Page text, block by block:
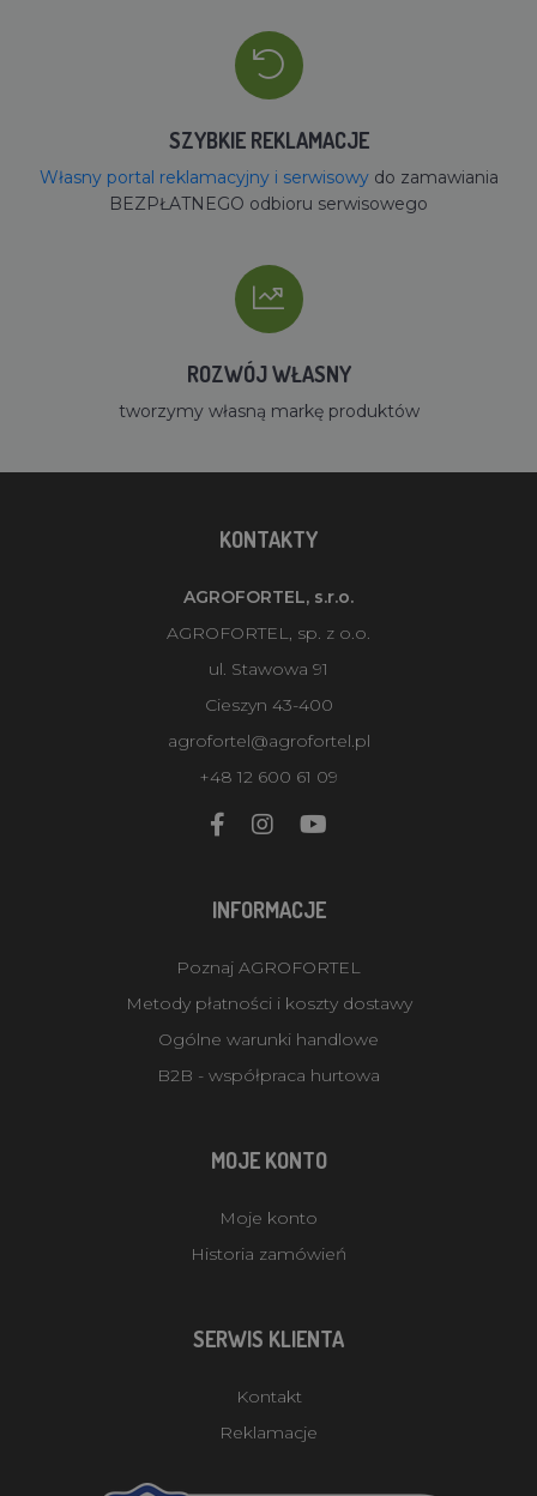
SZYBKIE REKLAMACJE
Własny portal reklamacyjny i serwisowydo zamawiania
BEZPŁATNEGO odbioru serwisowego
ROZWÓJ WŁASNY
tworzymy własną markę produktów
KONTAKTY
AGROFORTEL, s.r.o.
AGROFORTEL, sp. z o.o.
ul. Stawowa 91
Cieszyn 43-400
agrofortel@agrofortel.pl
+48 12 600 61 09
INFORMACJE
Poznaj AGROFORTEL
Metody płatności i koszty dostawy
Ogólne warunki handlowe
B2B - współpraca hurtowa
MOJE KONTO
Moje konto
Historia zamówień
SERWIS KLIENTA
Kontakt
Reklamacje